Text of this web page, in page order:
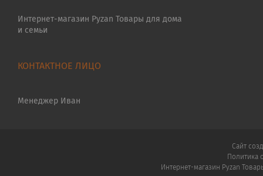
Интернет-магазин Pyzan Товары для дома
и семьи
Менеджер Иван
Сайт
Политика
Интернет-магазин Pyzan